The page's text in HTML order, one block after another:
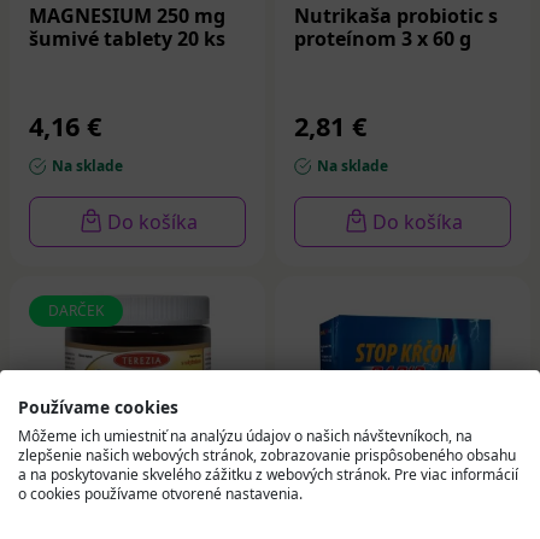
MAGNESIUM 250 mg
šumivé tablety 20 ks
4,16 €
Na sklade
Do košíka
Nutrikaša probiotic s
proteínom 3 x 60 g
2,81 €
Na sklade
Do košíka
DARČEK
Používame cookies
Môžeme ich umiestniť na analýzu údajov o našich návštevníkoch, na
zlepšenie našich webových stránok, zobrazovanie prispôsobeného obsahu
a na poskytovanie skvelého zážitku z webových stránok. Pre viac informácií
o cookies používame otvorené nastavenia.